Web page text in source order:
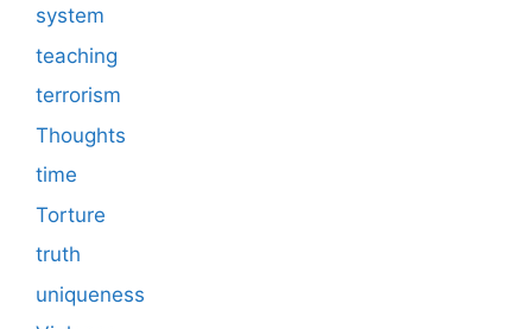
system
teaching
terrorism
Thoughts
time
Torture
truth
uniqueness